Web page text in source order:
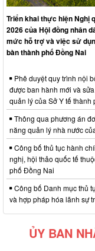
Triển khai thực hiện Nghị
2026 của Hội đồng nhân
mức hỗ trợ và việc sử
bàn thành phố Đồng Nai
Phê duyệt quy trình nội
được ban hành mới và
quản lý của Sở Y tế thành
Thông qua phương án
năng quản lý nhà nước
Công bố thủ tục hành
nghị, hội thảo quốc tế
phố Đồng Nai
Công bố Danh mục thủ
và hợp pháp hóa lãnh sự
ỦY BAN